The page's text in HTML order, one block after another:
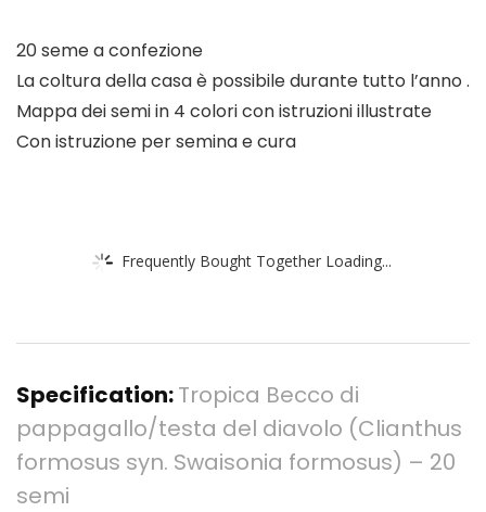
20 seme a confezione
La coltura della casa è possibile durante tutto l’anno .
Mappa dei semi in 4 colori con istruzioni illustrate
Con istruzione per semina e cura
Frequently Bought Together Loading...
Specification:Tropica Becco di
pappagallo/testa del diavolo (Clianthus
formosus syn. Swaisonia formosus) – 20
semi